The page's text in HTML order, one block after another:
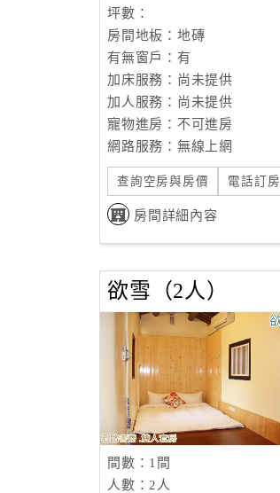
坪數：
房間地板：地磚
有無窗戶：有
加床服務：尚未提供
加人服務：尚未提供
寵物進房：不可進房
網路服務：無線上網
查詢空房與房價 電話訂房
房間詳細內容
欲雪（2人）
間數：1間
人數：2人